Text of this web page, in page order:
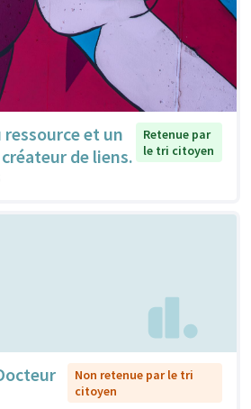
et un
de liens.
Retenue par
le tri citoyen
Non retenue par le tri
citoyen